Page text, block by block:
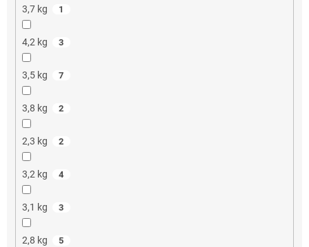
3,7 kg 1
4,2 kg 3
3,5 kg 7
3,8 kg 2
2,3 kg 2
3,2 kg 4
3,1 kg 3
2,8 kg 5